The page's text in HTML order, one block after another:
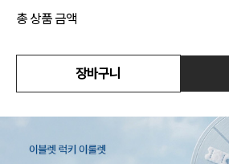
총 상품 금액
장바구니